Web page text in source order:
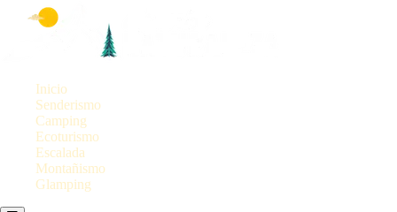
Inicio
Senderismo
Camping
Ecoturismo
Escalada
Montañismo
Glamping